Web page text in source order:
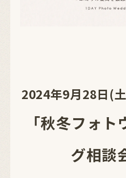
2024年9月28日(
「秋冬フォ
グ相談